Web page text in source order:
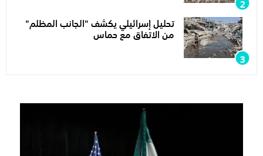
تحليل إسرائيلي يكشف "الجانب المظلم"
من الاتفاق مع حماس